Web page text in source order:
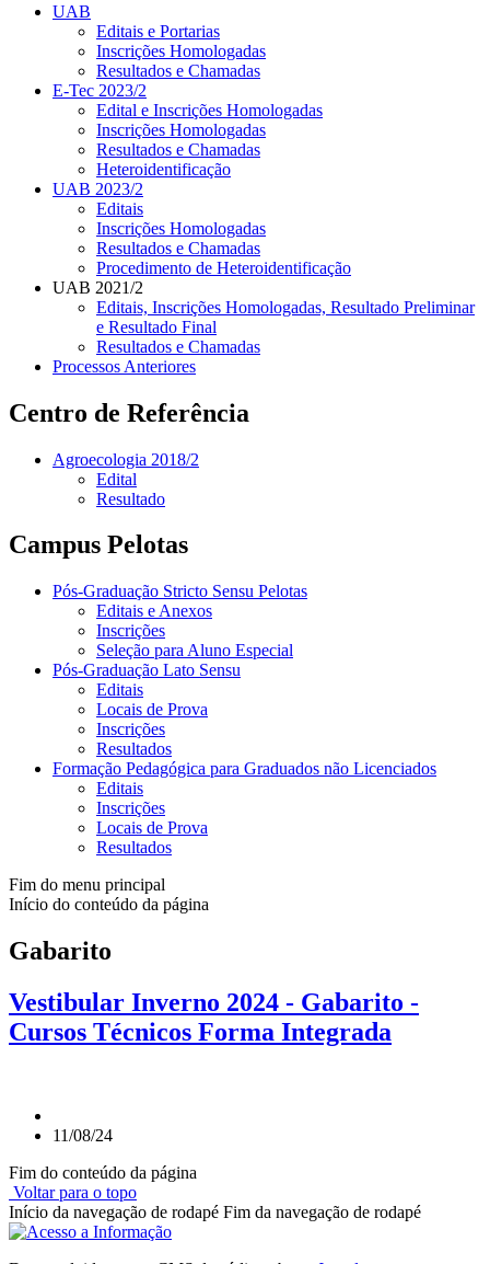
UAB
Editais e Portarias
Inscrições Homologadas
Resultados e Chamadas
E-Tec 2023/2
Edital e Inscrições Homologadas
Inscrições Homologadas
Resultados e Chamadas
Heteroidentificação
UAB 2023/2
Editais
Inscrições Homologadas
Resultados e Chamadas
Procedimento de Heteroidentificação
UAB 2021/2
Editais, Inscrições Homologadas, Resultado Preliminar
e Resultado Final
Resultados e Chamadas
Processos Anteriores
Centro de Referência
Agroecologia 2018/2
Edital
Resultado
Campus Pelotas
Pós-Graduação Stricto Sensu Pelotas
Editais e Anexos
Inscrições
Seleção para Aluno Especial
Pós-Graduação Lato Sensu
Editais
Locais de Prova
Inscrições
Resultados
Formação Pedagógica para Graduados não Licenciados
Editais
Inscrições
Locais de Prova
Resultados
Fim do menu principal
Início do conteúdo da página
Gabarito
Vestibular Inverno 2024 - Gabarito -
Cursos Técnicos Forma Integrada
11/08/24
Fim do conteúdo da página
Voltar para o topo
Início da navegação de rodapé Fim da navegação de rodapé